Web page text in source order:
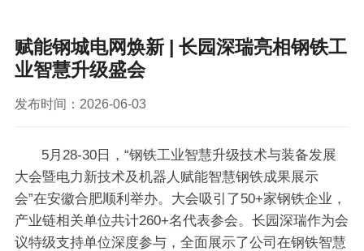
赋能钢城电网焕新 | 长园深瑞亮相钢铁工
业智慧升级盛会
发布时间：2026-06-03
5月28-30日，“钢铁工业智慧升级技术与装备发展
大会暨电力新技术及机器人赋能智慧钢铁成果展示
会”在安徽合肥顺利举办。大会吸引了50+家钢铁企业，
产业链相关单位共计260+名代表参会。长园深瑞作为会
议特级支持单位深度参与，全面展示了公司在钢铁智慧